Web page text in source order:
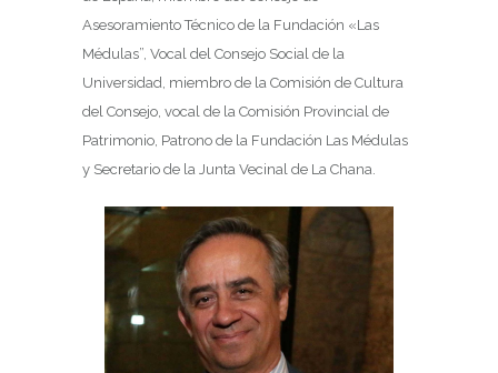
Asesoramiento Técnico de la Fundación «Las
Médulas”, Vocal del Consejo Social de la
Universidad, miembro de la Comisión de Cultura
del Consejo, vocal de la Comisión Provincial de
Patrimonio, Patrono de la Fundación Las Médulas
y Secretario de la Junta Vecinal de La Chana.